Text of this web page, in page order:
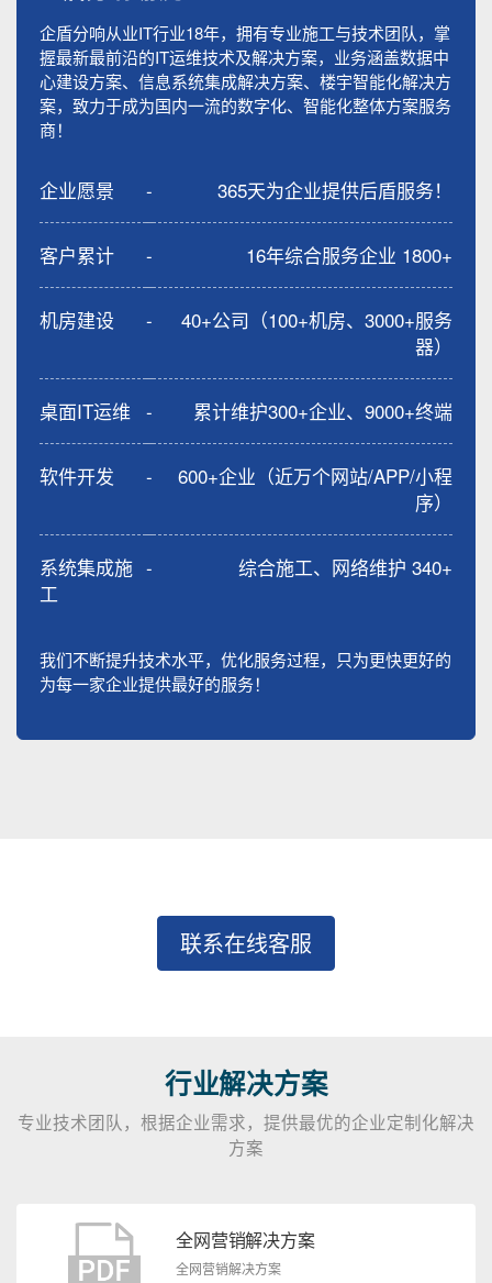
企盾分响从业IT行业18年，拥有专业施工与技术团队，掌
握最新最前沿的IT运维技术及解决方案，业务涵盖数据中
心建设方案、信息系统集成解决方案、楼宇智能化解决方
案，致力于成为国内一流的数字化、智能化整体方案服务
商！
企业愿景 - 365天为企业提供后盾服务！
客户累计 - 16年综合服务企业 1800+
机房建设 -
40+公司（100+机房、3000+服务
器）
桌面IT运维 - 累计维护300+企业、9000+终端
软件开发 -
600+企业（近万个网站/APP/小程
序）
系统集成施
工
- 综合施工、网络维护 340+
我们不断提升技术水平，优化服务过程，只为更快更好的
为每一家企业提供最好的服务！
联系在线客服
行业解决方案
专业技术团队，根据企业需求，提供最优的企业定制化解决
方案
全网营销解决方案
全网营销解决方案